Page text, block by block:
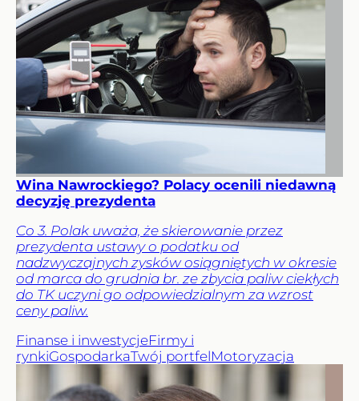
Wina Nawrockiego? Polacy ocenili niedawną
decyzję prezydenta
Co 3. Polak uważa, że skierowanie przez
prezydenta ustawy o podatku od
nadzwyczajnych zysków osiągniętych w okresie
od marca do grudnia br. ze zbycia paliw ciekłych
do TK uczyni go odpowiedzialnym za wzrost
ceny paliw.
Finanse i inwestycjeFirmy i
rynkiGospodarkaTwój portfelMotoryzacja